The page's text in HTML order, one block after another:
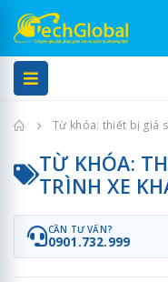
Trang chủTừ khóa: thiết bị giá
TỪ KHÓA:
TRÌNH XE
CẦN TƯ VẤN?
0901.732.999